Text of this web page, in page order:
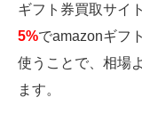
ギフト券買取サイ
5%でamazonギフ
使うことで、相場
ます。